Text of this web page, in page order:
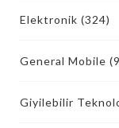
Elektronik (324)
General Mobile
Giyilebilir